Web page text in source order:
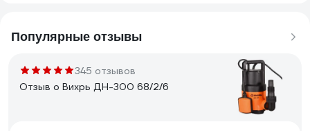
Популярные отзывы
345 отзывов
Отзыв о Вихрь ДН-300 68/2/6